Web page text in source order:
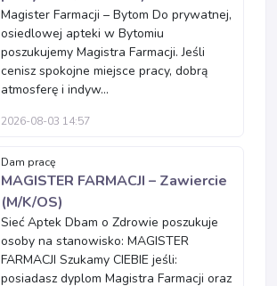
Magister Farmacji – Bytom Do prywatnej,
osiedlowej apteki w Bytomiu
poszukujemy Magistra Farmacji. Jeśli
cenisz spokojne miejsce pracy, dobrą
atmosferę i indyw...
2026-08-03 14:57
Dam pracę
MAGISTER FARMACJI – Zawiercie
(M/K/OS)
Sieć Aptek Dbam o Zdrowie poszukuje
osoby na stanowisko: MAGISTER
FARMACJI Szukamy CIEBIE jeśli:
posiadasz dyplom Magistra Farmacji oraz